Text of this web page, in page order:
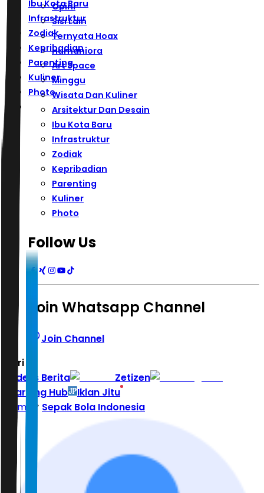
Ibu Kota Baru
Infrastruktur
Zodiak
Kepribadian
Parenting
Kuliner
Photo
Opini
Sisi Lain
Ternyata Hoax
Humaniora
Art Space
Minggu
Wisata Dan Kuliner
Arsitektur Dan Desain
Ibu Kota Baru
Infrastruktur
Zodiak
Kepribadian
Parenting
Kuliner
Photo
Follow Us
Join Whatsapp Channel
Join Channel
Hari ini
Indeks Berita
Zetizen
Learning Hub
Iklan Jitu
Home
Sepak Bola Indonesia